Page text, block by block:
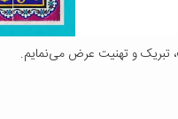
تبریک و تهنیت عرض می‌نمایم.